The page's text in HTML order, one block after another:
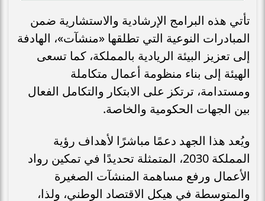
تأتي هذه البرامج الإرشادية والاستشارية ضمن
المبادرات النوعية التي تطلقها «منشآت»، الهادفة
إلى تعزيز البيئة الريادية بالمملكة، كما تسعى
الهيئة إلى بناء منظومة أعمال متكاملة
ومستدامة، ترتكز على الابتكار والتكامل الفعال
بين الجهات الحكومية والخاصة.
ويُعد هذا الجهد دعمًا مباشرًا لأهداف رؤية
المملكة 2030، المتمثلة تحديدًا في تمكين رواد
الأعمال ورفع مساهمة المنشآت الصغيرة
والمتوسطة في هيكل الاقتصاد الوطني، ولذا،